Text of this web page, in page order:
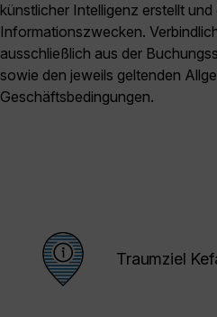
künstlicher Intelligenz erstellt
Informationszwecken.
ausschließlich aus der
sowie den jeweils geltenden
Geschäftsbedingungen.
Traumziel